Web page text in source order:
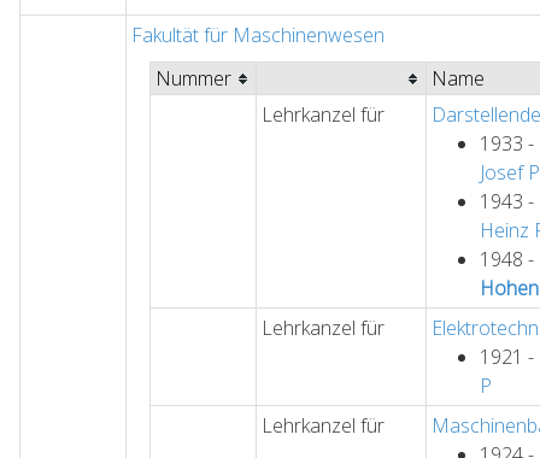
Fakultät für Maschinenwesen
Nummer
Name
Lehrkanzel für
1933
Josef P
1943
Heinz
1948
Lehrkanzel für
1921
P
Lehrkanzel für